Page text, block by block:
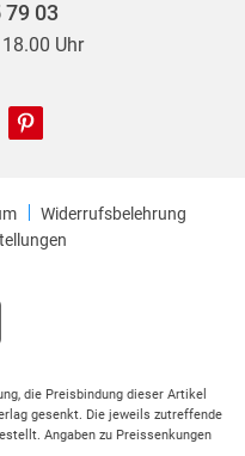
79 03
Uhr
Widerrufsbelehrung
die Preisbindung dieser Artikel
gesenkt. Die jeweils zutreffende
Angaben zu Preissenkungen